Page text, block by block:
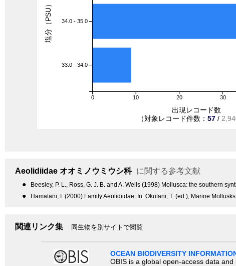
0 10 20 30
34.0 - 35.0
33.0 - 34.0
出現レコード数
（対象レコード件数： 57 /
塩分（PSU）
Aeolidiidae オオミノウミウシ科 に関する参考文献
● Beesley, P. L., Ross, G. J. B. and A. Wells (1998) Mollusca: the southern
● Hamatani, I. (2000) Family Aeolidiidae. In: Okutani, T. (ed.), Marine
関連リンク集 同生物を別サイトで閲覧
OCEAN BIODIVERSITY
OBIS is a global open-access data